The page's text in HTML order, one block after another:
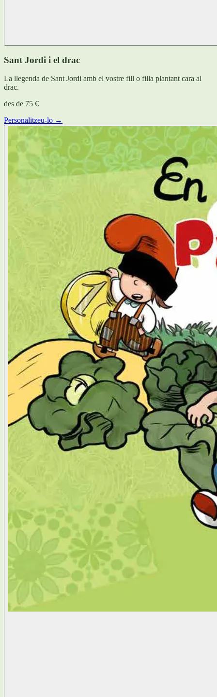
Sant Jordi i el drac
La llegenda de Sant Jordi amb el vostre fill o filla plantant cara al
drac.
des de 75 €
Personalitzeu-lo →